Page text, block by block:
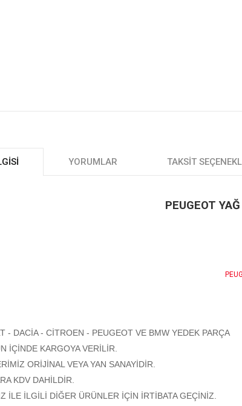
YORUMLAR TAKSIT
PEUGEOT
- DACİA - CİTROEN - PEUGEOT VE BMW YEDEK
İÇİNDE KARGOYA VERİLİR.
ORİJİNAL VEYA YAN SANAYİDİR.
KDV DAHİLDİR.
İLE İLGİLİ DİĞER ÜRÜNLER İÇİN İRTİBATA GEÇİNİZ.